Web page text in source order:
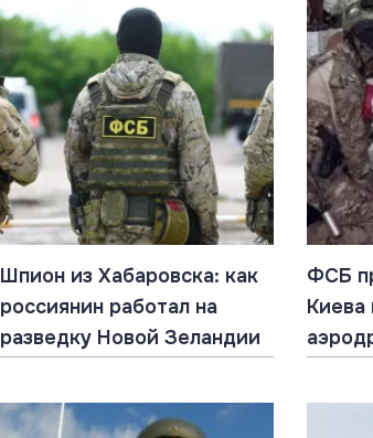
Шпион из Хабаровска: как
россиянин работал на
разведку Новой Зеландии
ФСБ
Киева